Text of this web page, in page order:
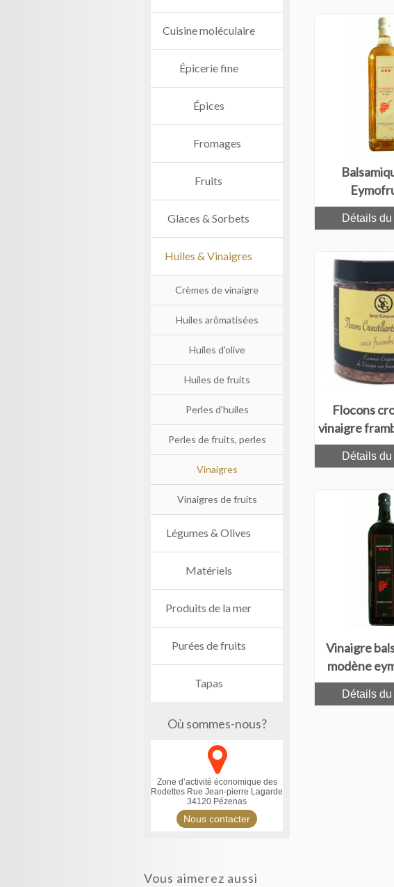
Détails
Flocons
vinaigre
Détails
Vinaigre
modène
Détails
Cuisine moléculaire
Épicerie fine
Épices
Fromages
Fruits
Glaces & Sorbets
Huiles & Vinaigres
Crèmes de vinaigre
Huiles arômatisées
Huiles d'olive
Huiles de fruits
Perles d'huiles
Perles de fruits, perles
Vinaigres
Vinaigres de fruits
Légumes & Olives
Matériels
Produits de la mer
Purées de fruits
Tapas
Où sommes-nous?
Zone d’activité économique des
Rodettes Rue Jean-pierre Lagarde
34120 Pézenas
Nous contacter
Vous aimerez aussi